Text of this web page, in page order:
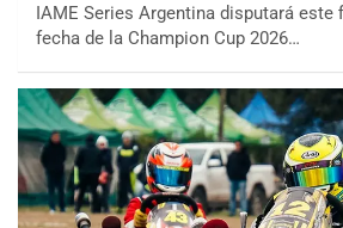
IAME Series Argentina disputará este
fecha de la Champion Cup 2026…